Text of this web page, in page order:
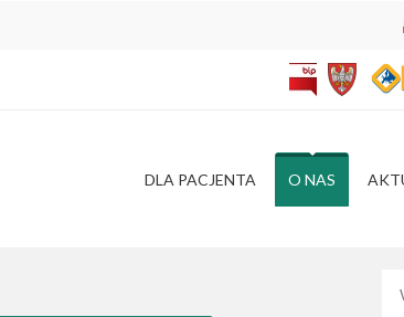
DLA PACJENTA O NAS